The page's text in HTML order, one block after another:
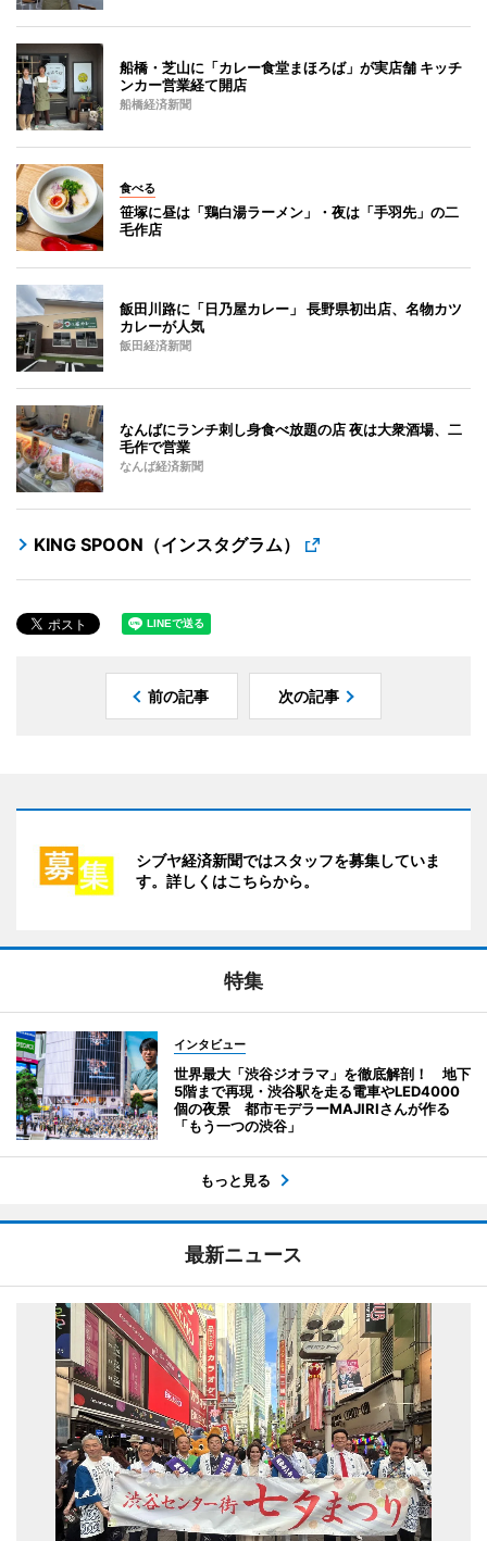
船橋・芝山に「カレー食堂まほろば」が実店舗 キッチ
ンカー営業経て開店
船橋経済新聞
食べる
笹塚に昼は「鶏白湯ラーメン」・夜は「手羽先」の二
毛作店
飯田川路に「日乃屋カレー」 長野県初出店、名物カツ
カレーが人気
飯田経済新聞
なんばにランチ刺し身食べ放題の店 夜は大衆酒場、二
毛作で営業
なんば経済新聞
KING SPOON（インスタグラム）
前の記事 次の記事
シブヤ経済新聞ではスタッフを募集していま
す。詳しくはこちらから。
特集
インタビュー
世界最大「渋谷ジオラマ」を徹底解剖！ 地下
5階まで再現・渋谷駅を走る電車やLED4000
個の夜景 都市モデラーMAJIRIさんが作る
「もう一つの渋谷」
もっと見る
最新ニュース